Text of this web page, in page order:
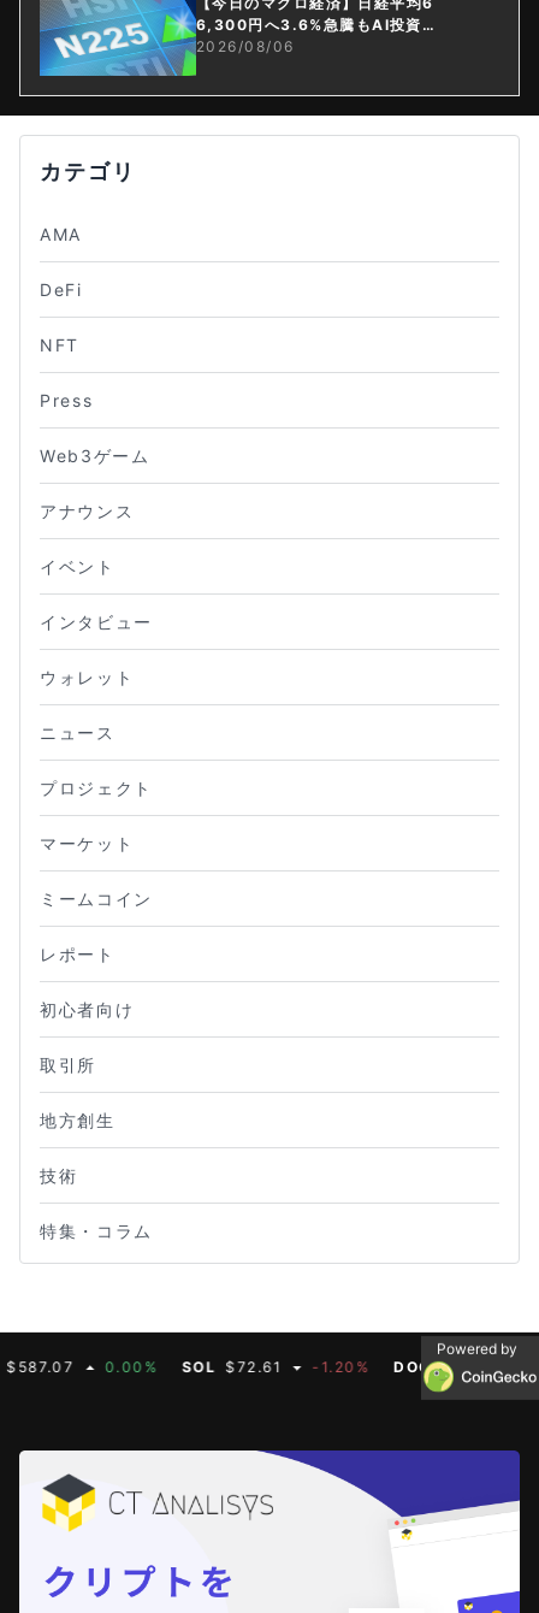
6,300円へ3.6%急騰もAI投資回
収懸念が再燃
2026/08/06
カテゴリ
AMA
DeFi
NFT
Press
Web3ゲーム
アナウンス
イベント
インタビュー
ウォレット
ニュース
プロジェクト
マーケット
ミームコイン
レポート
初心者向け
取引所
地方創生
技術
特集・コラム
0.00% SOL $72.61 -1.20% DOGE $0.07 -
Powered by